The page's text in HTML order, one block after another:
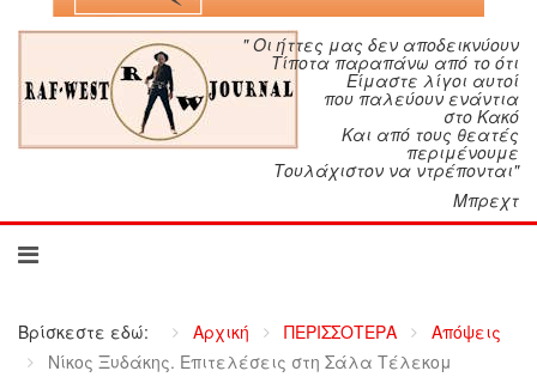
" Οι ήττες μας δεν αποδεικνύουν
Τίποτα παραπάνω από το ότι
Είμαστε λίγοι αυτοί
που παλεύουν ενάντια
στο Κακό
Και από τους θεατές
περιμένουμε
Τουλάχιστον να ντρέπονται"
Μπρεχτ
Βρίσκεστε εδώ: Αρχική ΠΕΡΙΣΣΟΤΕΡΑ
Απόψεις
Νίκος Ξυδάκης. Επιτελέσεις στη Σάλα Τέλεκομ